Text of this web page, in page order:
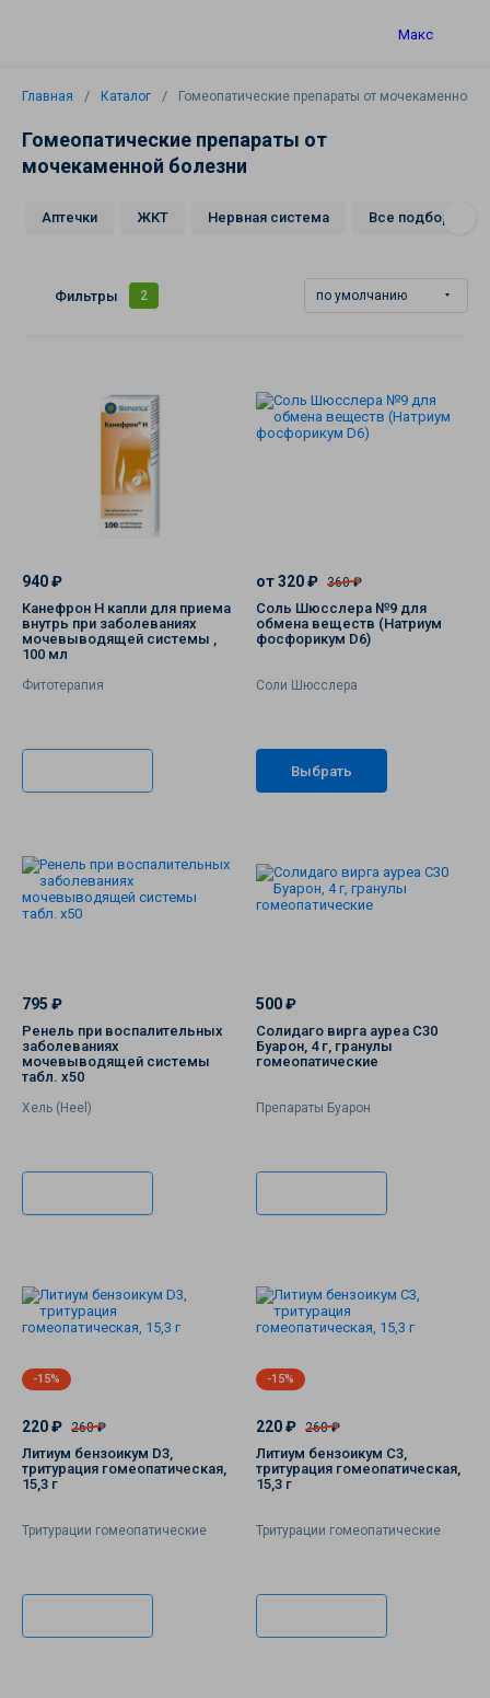
Макс
Главная Каталог Гомеопатические препараты от мочекаменной
Гомеопатические препараты от
мочекаменной болезни
Аптечки ЖКТ Нервная система Все подборки
Каталог
Комплексные
препараты
Натуральная
косметика
Лечебная
косметика
косметика
Фитотерапия
Витамины
и
добавки
к
пище
по
гомеопатии
Пеналы
Фильтры 2 по умолчанию
940 ₽
Канефрон Н капли для приема
внутрь при заболеваниях
мочевыводящей системы ,
100 мл
Фитотерапия
от 320 ₽ 360 ₽
Соль Шюсслера №9 для
обмена веществ (Натриум
фосфорикум D6)
Соли Шюсслера
Выбрать
795 ₽
Ренель при воспалительных
заболеваниях
мочевыводящей системы
табл. х50
Хель (Heel)
500 ₽
Солидаго вирга ауреа C30
Буарон, 4 г, гранулы
гомеопатические
Препараты Буарон
-15%
220 ₽ 260 ₽
Литиум бензоикум D3,
тритурация гомеопатическая,
15,3 г
Тритурации гомеопатические
-15%
220 ₽ 260 ₽
Литиум бензоикум C3,
тритурация гомеопатическая,
15,3 г
Тритурации гомеопатические